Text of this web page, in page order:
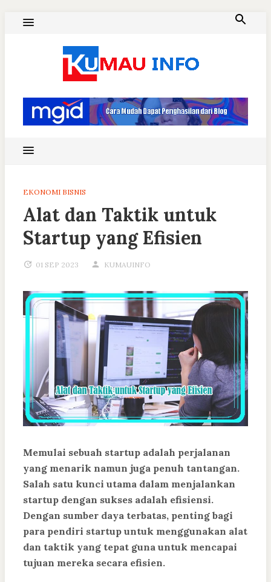
EKONOMI BISNIS
Alat dan Taktik untuk
Startup yang Efisien
01 SEP 2023 KUMAUINFO
Memulai sebuah startup adalah perjalanan
yang menarik namun juga penuh tantangan.
Salah satu kunci utama dalam menjalankan
startup dengan sukses adalah efisiensi.
Dengan sumber daya terbatas, penting bagi
para pendiri startup untuk menggunakan alat
dan taktik yang tepat guna untuk mencapai
tujuan mereka secara efisien.